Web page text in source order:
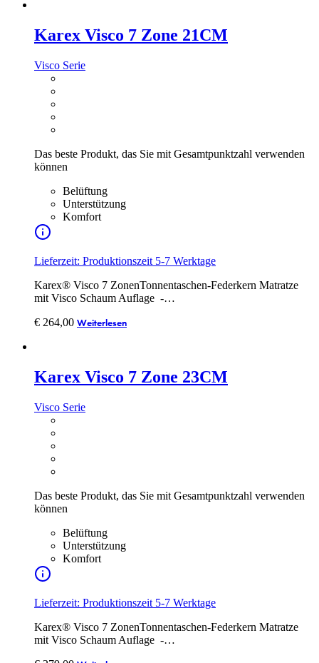
Karex Visco 7 Zone 21CM
Visco Serie
Das beste Produkt, das Sie mit Gesamtpunktzahl verwenden
können
Belüftung
Unterstützung
Komfort
Lieferzeit: Produktionszeit 5-7 Werktage
Karex® Visco 7 ZonenTonnentaschen-Federkern Matratze
mit Visco Schaum Auflage -…
€ 264,00 Weiterlesen
Karex Visco 7 Zone 23CM
Visco Serie
Das beste Produkt, das Sie mit Gesamtpunktzahl verwenden
können
Belüftung
Unterstützung
Komfort
Lieferzeit: Produktionszeit 5-7 Werktage
Karex® Visco 7 ZonenTonnentaschen-Federkern Matratze
mit Visco Schaum Auflage -…